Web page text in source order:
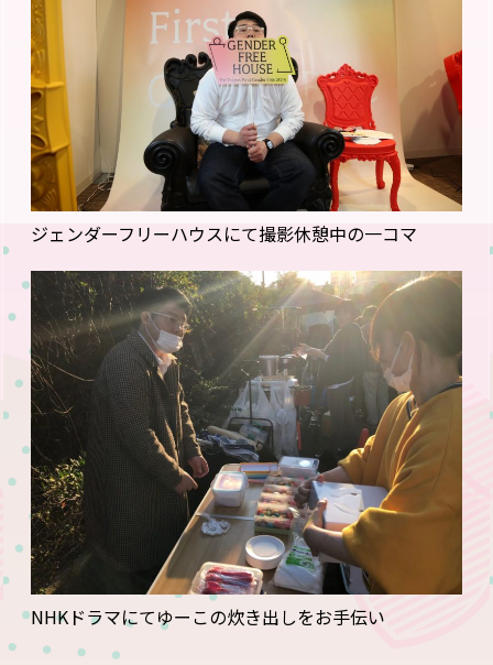
ジェンダーフリーハウスにて撮影休憩中の一コマ
NHKドラマにてゆーこの炊き出しをお手伝い